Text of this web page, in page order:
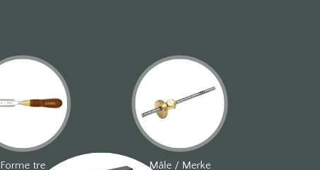
Forme tre Måle / Merke